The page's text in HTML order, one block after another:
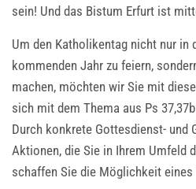
sein! Und das Bistum Erfurt ist
Um den Katholikentag nicht nur in
kommenden Jahr zu feiern,
machen, möchten wir Sie mit
sich mit dem Thema aus Ps
Durch konkrete Gottesdienst- und
Aktionen, die Sie in Ihrem Umfeld
schaffen Sie die Möglichkeit